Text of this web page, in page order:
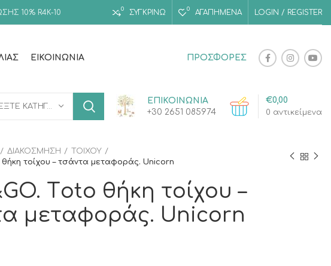
10% R4K-10 0 ΣΥΓΚΡΙΝΩ 0 ΑΓΑΠΗΜΈΝΑ LOGIN / REGISTER
ΕΙΚΟΙΝΩΝΊΑ ΠΡΟΣΦΟΡΕΣ
ΕΠΙΛΈΞΤΕ ΚΑΤΗΓΟΡΊΑ
ΕΠΙΚΟΙΝΩΝΙΑ
+30 2651 085974
0 αντικείμενα
€0,00
ΔΙΑΚΟΣΜΗΣΗ
ΤΟΙΧΟΥ
θήκη τοίχου – τσάντα μεταφοράς. Unicorn
Τoto θήκη τοίχου –
μεταφοράς. Unicorn